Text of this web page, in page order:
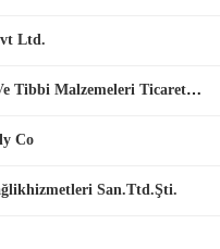
Ltd.
Güvenç Dental Ve Tibbi Malzemeleri Ticaret Limited Şirketi
Co
San.ttd.şti.